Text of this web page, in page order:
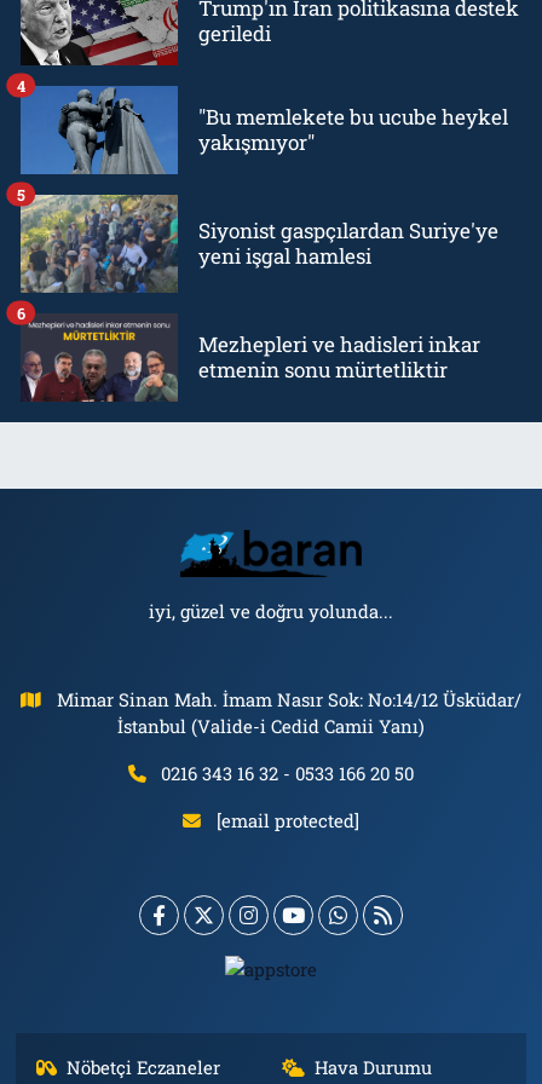
Trump'ın İran politikasına destek
geriledi
"Bu memlekete bu ucube heykel
yakışmıyor"
4
Siyonist gaspçılardan Suriye'ye
yeni işgal hamlesi
5
Mezhepleri ve hadisleri inkar
etmenin sonu mürtetliktir
6
iyi, güzel ve doğru yolunda...
Mimar Sinan Mah. İmam Nasır Sok: No:14/12 Üsküdar/
İstanbul (Valide-i Cedid Camii Yanı)
0216 343 16 32 - 0533 166 20 50
[email protected]
Nöbetçi Eczaneler Hava Durumu